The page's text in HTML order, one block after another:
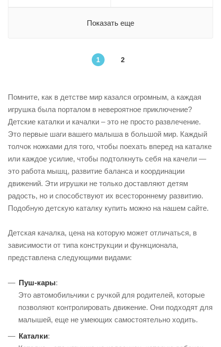
Показать еще
1 2
Помните, как в детстве мир казался огромным, а каждая
игрушка была порталом в невероятное приключение?
Детские каталки и качалки – это не просто развлечение.
Это первые шаги вашего малыша в большой мир. Каждый
толчок ножками для того, чтобы поехать вперед на каталке
или каждое усилие, чтобы подтолкнуть себя на качели —
это работа мышц, развитие баланса и координации
движений. Эти игрушки не только доставляют детям
радость, но и способствуют их всестороннему развитию.
Подобную детскую каталку купить можно на нашем сайте.
Детская качалка, цена на которую может отличаться, в
зависимости от типа конструкции и функционала,
представлена следующими видами:
Пуш-кары:
Это автомобильчики с ручкой для родителей, которые
позволяют контролировать движение. Они подходят для
малышей, еще не умеющих самостоятельно ходить.
Каталки: